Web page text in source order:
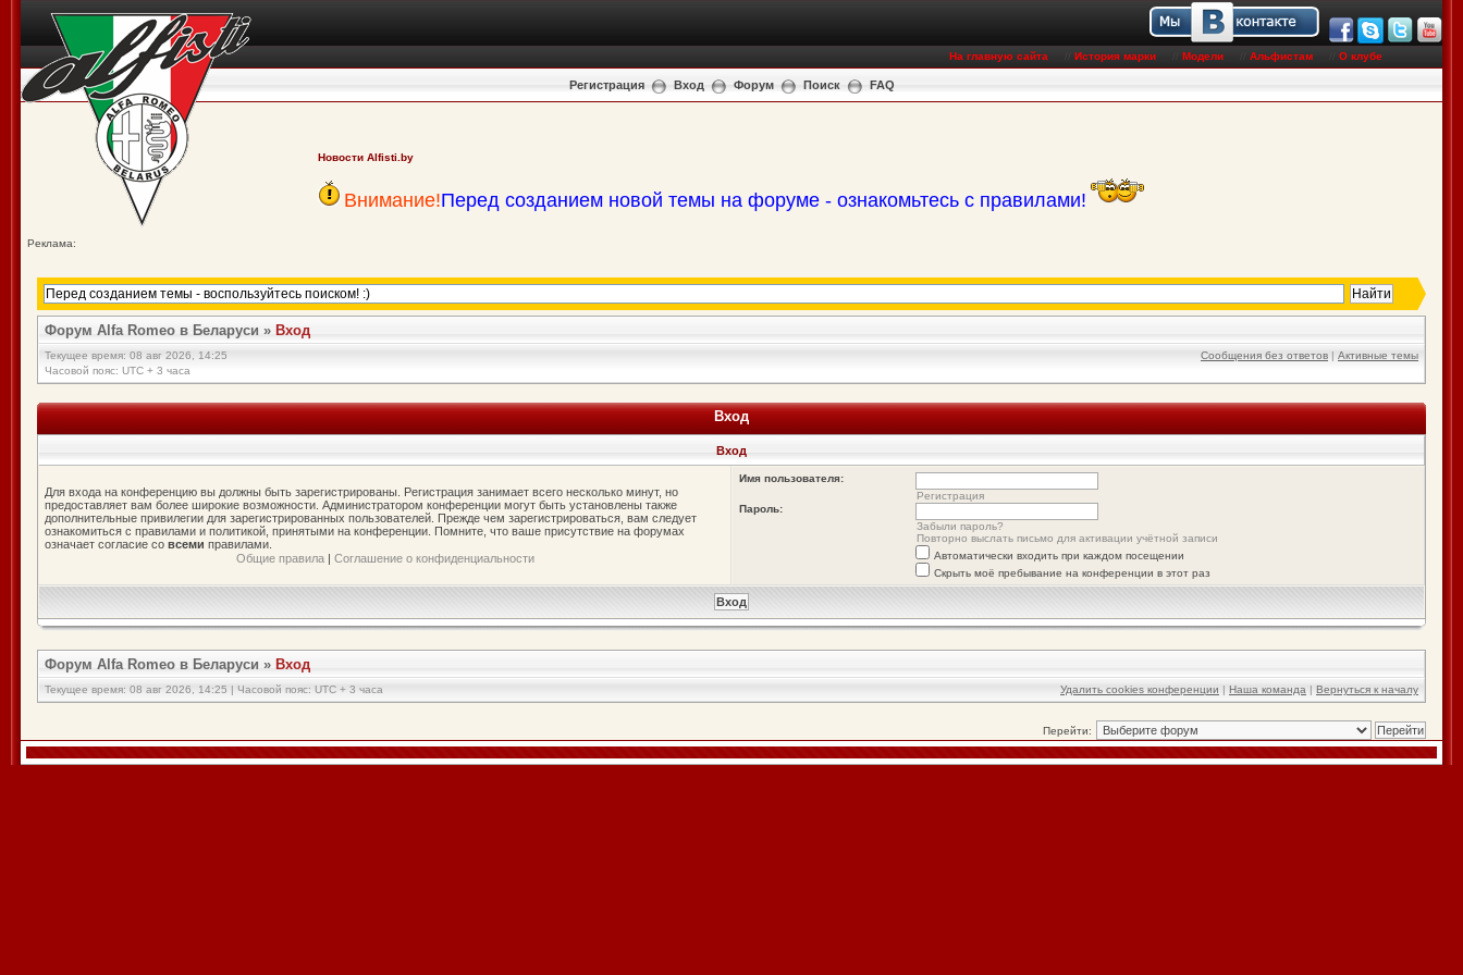
На главную сайта История марки Модели Альфистам О клубе
Регистрация Вход Форум Поиск FAQ
Новости Alfisti.by
Внимание!Перед созданием новой темы на форуме - ознакомьтесь с правилами!
Реклама:
Форум Alfa Romeo в Беларуси » Вход
Текущее время: 08 авг 2026, 14:25
Часовой пояс: UTC + 3 часа
Сообщения без ответов | Активные темы
Вход
Вход
Для входа на конференцию вы должны быть зарегистрированы. Регистрация занимает всего несколько минут, но
предоставляет вам более широкие возможности. Администратором конференции могут быть установлены также
дополнительные привилегии для зарегистрированных пользователей. Прежде чем зарегистрироваться, вам следует
ознакомиться с правилами и политикой, принятыми на конференции. Помните, что ваше присутствие на форумах
означает согласие со всеми правилами.
Общие правила| Соглашение о конфиденциальности
Имя пользователя:
Регистрация
Пароль:
Забыли пароль?
Повторно выслать письмо для активации учётной записи
Автоматически входить при каждом посещении
Скрыть моё пребывание на конференции в этот раз
Форум Alfa Romeo в Беларуси » Вход
Текущее время: 08 авг 2026, 14:25 | Часовой пояс: UTC + 3 часа Удалить cookies конференции | Наша команда | Вернуться к началу
Перейти: